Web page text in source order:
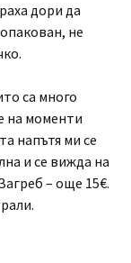
дори да
не
са много
на моменти
напътя ми се
и се вижда на
– още 15€.